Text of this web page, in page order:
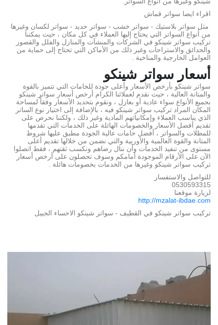
اقراء ايضا سواتر قماش
مثل سواتر بلاستيك - سواتر خشب - سواتر حديد - سواتر لكسان وغيرها
من أنواع السواتر التي يحتاج إليها العملاء في كل مكان ، حيث يمكننا
تركيب سواتر شينكو في الشركات والمنشآت والمنازل والفلل والقصور
والحدائق والاستراحات وغير ذلك من الأماكن التي تحتاج إلى حماية من
العوامل الخارجية والمناخية .
أسعار سواتر شينكو
سواتر شينكو بأرخص الأسعار وأعلى جودة للخامات التي تتميز بالقوة
والمتانة العالية ، حيث نقدم لعملائنا الكرام أرخص أسعار سواتر شينكو
بجميع الأنواع سواء عادية أو بعازل ، ونقوم بتحديد الأسعار وفقاً لمساحة
المكان المراد تركيب سواتر شينكو فيه ، بالإضافة إلى اختيار نوع الساتر
الذي يناسب العملاء وإمكانياتهم المادية وغير ذلك ، ولكننا نحرص على
تقديم أفضل الأسعار والخصومات الهائلة على الخدمات التي تقدمها
للمظلات والسواتر ، أفضل خامات عالية الجودة مطبق عليها شروط
المتانة والقوة العالمية والأوربية والتي نضمن من خلالها تقديم أعلى
مستوى من تنفيذ الخدمات وأن ننال رضاهم ونكسب ثقتهم ، فقط اتصلوا
الآن على الأرقام الموجودة أمامكم وسوف تحصلون على أرخص أسعار
تركيب سواتر شينكو وغيرها من الخدمات بخصومات هائلة .
للتواصل والاستفسار
0530593315
لزيارة موقعنا
http://mzalat-ibdae.com
تركيب سواتر شينكو في القطيف - سواتر شينكو الاحساء الجبيل